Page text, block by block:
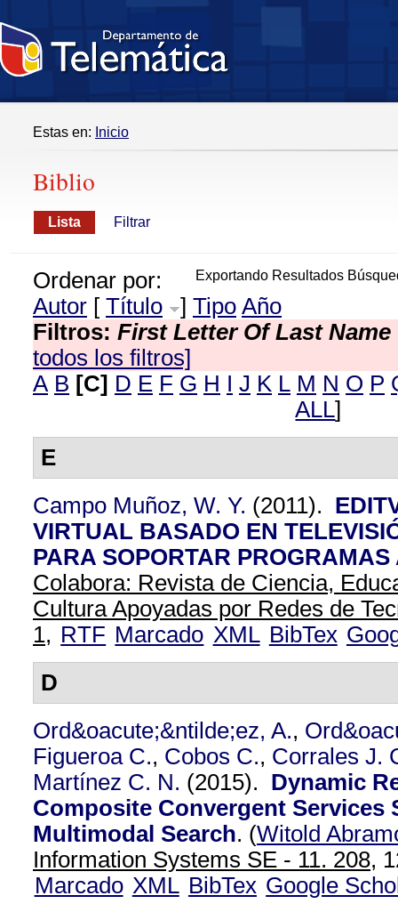
Estas en: Inicio
Biblio
Lista Filtrar
Exportando Resultados
Ordenar por:
Autor [ Título ] Tipo Año
Filtros: First Letter Of Last Name
todos los filtros]
A B [C] D E F G H I J K L M N O P
ALL]
E
Campo Muñoz, W. Y. (2011).
VIRTUAL BASADO EN
PARA SOPORTAR PROGRAMAS
Colabora: Revista de Ciencia,
Cultura Apoyadas por Redes de
1, RTF Marcado XML BibTex
D
Ord&oacute;&ntilde;ez, A.,
Figueroa C., Cobos C., Corrales J.
Martínez C. N. (2015). Dynamic
Composite Convergent Services
Multimodal Search. (Witold
Information Systems SE - 11. 208,
Marcado XML BibTex Google